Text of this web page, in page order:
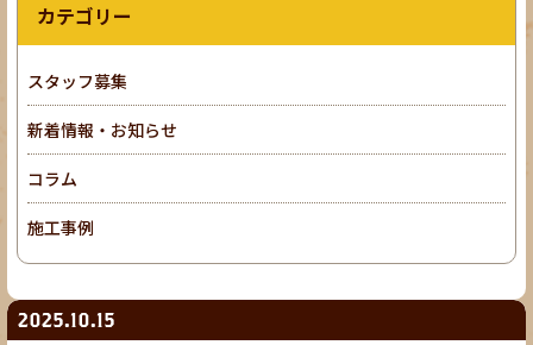
2025.10.15
カテゴリー
スタッフ募集
新着情報・お知らせ
コラム
施工事例